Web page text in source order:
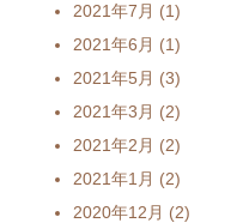
2021年7月 (1)
2021年6月 (1)
2021年5月 (3)
2021年3月 (2)
2021年2月 (2)
2021年1月 (2)
2020年12月 (2)